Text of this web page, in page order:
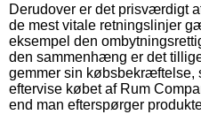
Derudover er det prisværdigt
de mest vitale retningslinjer
eksempel den
den sammenhæng er det
gemmer sin købsbekræftelse,
eftervise købet af Rum
end man efterspørger